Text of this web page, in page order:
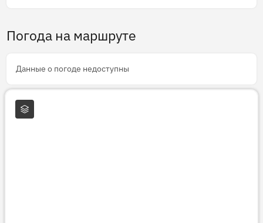
Погода на маршруте
Данные о погоде недоступны